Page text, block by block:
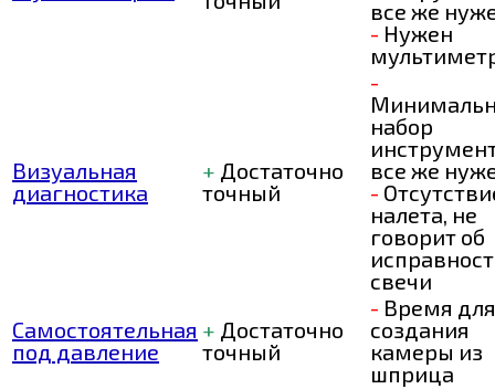
все же
- Нужен
Визуальная
диагностика
+ Достаточно
точный
-
набор
все же
-
налета, не
говорит об
свечи
Самостоятельная
под давление
+ Достаточно
точный
- Время для
создания
камеры из
шприца